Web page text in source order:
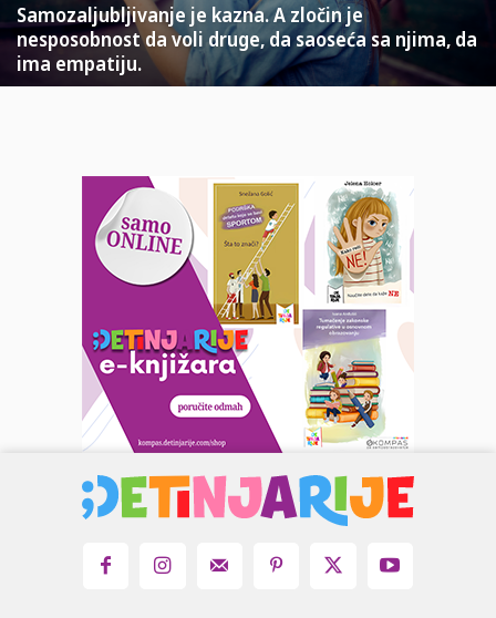
Samozaljubljivanje je kazna. A zločin je
nesposobnost da voli druge, da saoseća sa njima, da
ima empatiju.